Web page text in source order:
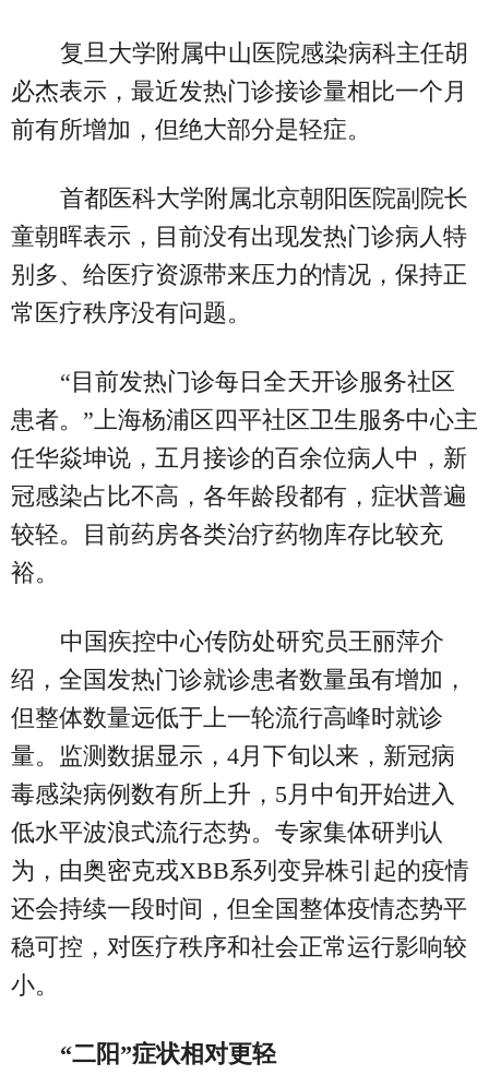
复旦大学附属中山医院感染病科主任胡
必杰表示，最近发热门诊接诊量相比一个月
前有所增加，但绝大部分是轻症。
首都医科大学附属北京朝阳医院副院长
童朝晖表示，目前没有出现发热门诊病人特
别多、给医疗资源带来压力的情况，保持正
常医疗秩序没有问题。
“目前发热门诊每日全天开诊服务社区
患者。”上海杨浦区四平社区卫生服务中心主
任华焱坤说，五月接诊的百余位病人中，新
冠感染占比不高，各年龄段都有，症状普遍
较轻。目前药房各类治疗药物库存比较充
裕。
中国疾控中心传防处研究员王丽萍介
绍，全国发热门诊就诊患者数量虽有增加，
但整体数量远低于上一轮流行高峰时就诊
量。监测数据显示，4月下旬以来，新冠病
毒感染病例数有所上升，5月中旬开始进入
低水平波浪式流行态势。专家集体研判认
为，由奥密克戎XBB系列变异株引起的疫情
还会持续一段时间，但全国整体疫情态势平
稳可控，对医疗秩序和社会正常运行影响较
小。
“二阳”症状相对更轻